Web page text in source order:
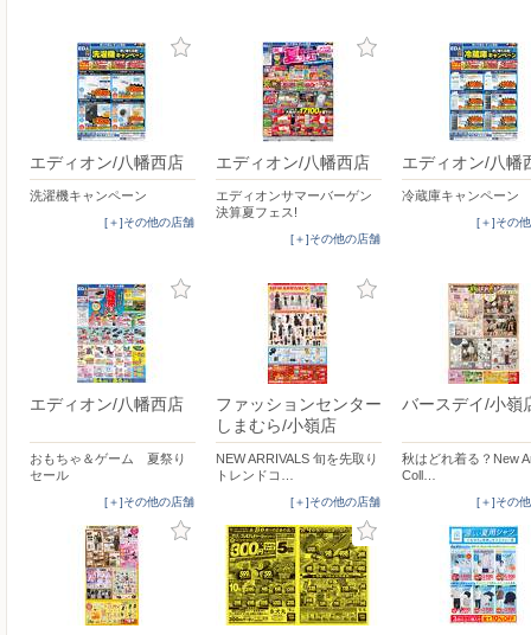
エディオン/八幡西店
洗濯機キャンペーン
[＋]その他の店舗
エディオン/八幡西店
エディオンサマーバーゲン
決算夏フェス!
[＋]その他の店舗
エディオン/八幡
冷蔵庫キャンペーン
[＋]その
エディオン/八幡西店
おもちゃ＆ゲーム 夏祭り
セール
[＋]その他の店舗
ファッションセンター
しまむら/小嶺店
NEW ARRIVALS 旬を先取り
トレンドコ…
[＋]その他の店舗
バースデイ/小嶺
秋はどれ着る？New
Coll…
[＋]その